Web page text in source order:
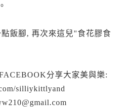
飯腳, 再次來這兒"食花膠食
分享大家美與樂:
silliykittlyand